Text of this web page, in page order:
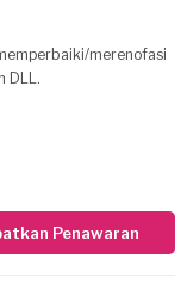
merenofasi
DLL.
Penawaran